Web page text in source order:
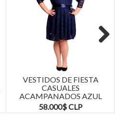
VESTIDOS DE FIESTA
CASUALES
ACAMPANADOS AZUL
MARINO TALLAS PLUS
KADRIHEL
58.000$ CLP